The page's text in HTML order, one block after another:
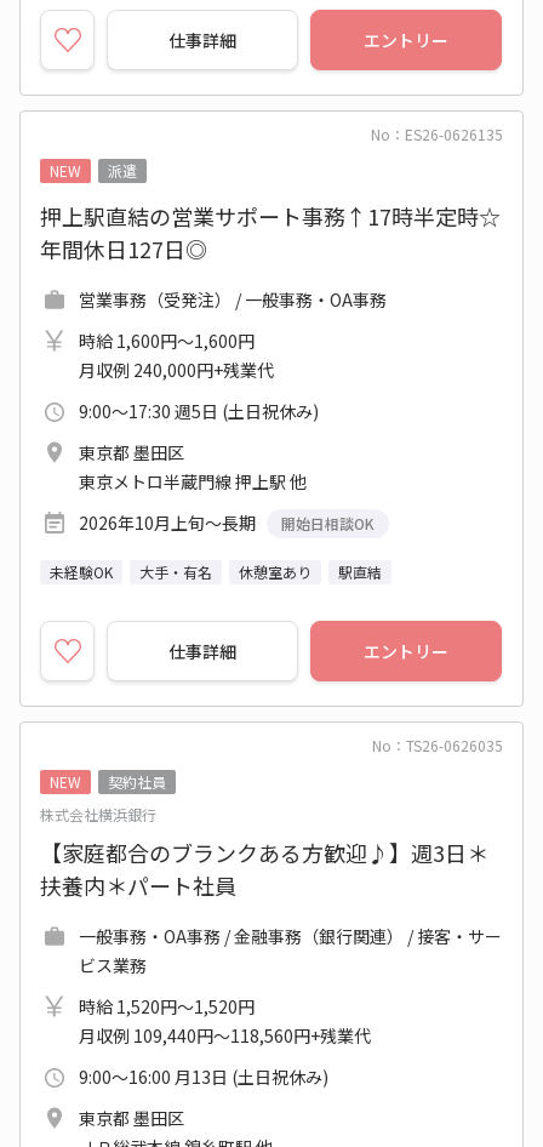
仕事詳細 エントリー
No：ES26-0626135
NEW
派遣
押上駅直結の営業サポート事務↑17時半定時☆
年間休日127日◎
営業事務（受発注） / 一般事務・OA事務
時給 1,600円～1,600円
月収例 240,000円+残業代
9:00～17:30 週5日 (土日祝休み)
東京都 墨田区
東京メトロ半蔵門線 押上駅 他
2026年10月上旬～長期
開始日相談OK
未経験OK 大手・有名 休憩室あり 駅直結
仕事詳細 エントリー
No：TS26-0626035
NEW
契約社員
株式会社横浜銀行
【家庭都合のブランクある方歓迎♪】週3日＊
扶養内＊パート社員
一般事務・OA事務 / 金融事務（銀行関連） / 接客・サー
ビス業務
時給 1,520円～1,520円
月収例 109,440円～118,560円+残業代
9:00～16:00 月13日 (土日祝休み)
東京都 墨田区